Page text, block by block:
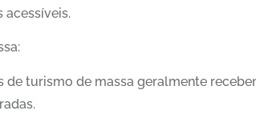
acessíveis.
de turismo de massa geralmente